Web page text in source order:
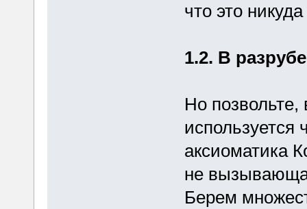
что это
1.2. В
Но
используется
аксиоматика
не
Берем